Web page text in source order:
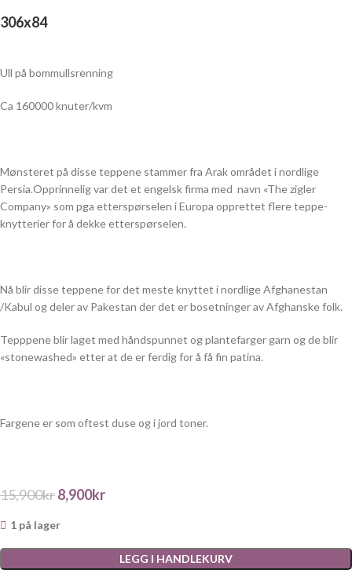
306x84
Ull på bommullsrenning
Ca 160000 knuter/kvm
Mønsteret på disse teppene stammer fra Arak området i nordlige
Persia.Opprinnelig var det et engelsk firma med navn «The zigler
Company» som pga etterspørselen i Europa opprettet flere teppe-
knytterier for å dekke etterspørselen.
Nå blir disse teppene for det meste knyttet i nordlige Afghanestan
/Kabul og deler av Pakestan der det er bosetninger av Afghanske folk.
Tepppene blir laget med håndspunnet og plantefarger garn og de blir
«stonewashed» etter at de er ferdig for å få fin patina.
Fargene er som oftest duse og i jord toner.
15,900kr8,900kr
1 på lager
LEGG I HANDLEKURV